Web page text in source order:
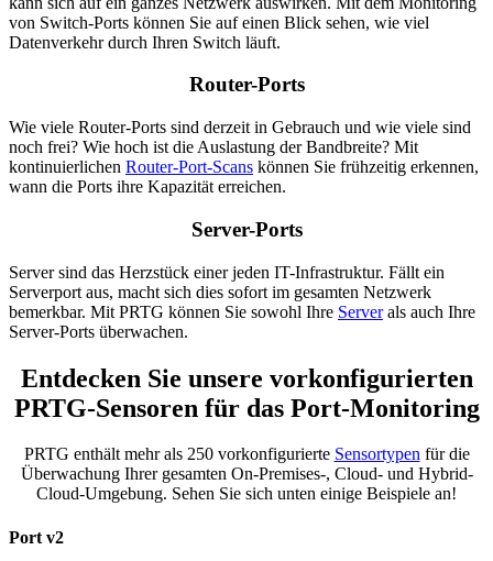
von Switch-Ports können Sie auf einen Blick sehen, wie viel
Datenverkehr durch Ihren Switch läuft.
Router-Ports
Wie viele Router-Ports sind derzeit in Gebrauch und wie viele sind
noch frei? Wie hoch ist die Auslastung der Bandbreite? Mit
kontinuierlichen Router-Port-Scans können Sie frühzeitig erkennen,
wann die Ports ihre Kapazität erreichen.
Server-Ports
Server sind das Herzstück einer jeden IT-Infrastruktur. Fällt ein
Serverport aus, macht sich dies sofort im gesamten Netzwerk
bemerkbar. Mit PRTG können Sie sowohl Ihre Serverals auch Ihre
Server-Ports überwachen.
Entdecken Sie unsere vorkonfigurierten
PRTG-Sensoren für das Port-Monitoring
PRTG enthält mehr als 250 vorkonfigurierte Sensortypenfür die
Überwachung Ihrer gesamten On-Premises-, Cloud- und Hybrid-
Cloud-Umgebung. Sehen Sie sich unten einige Beispiele an!
Port v2